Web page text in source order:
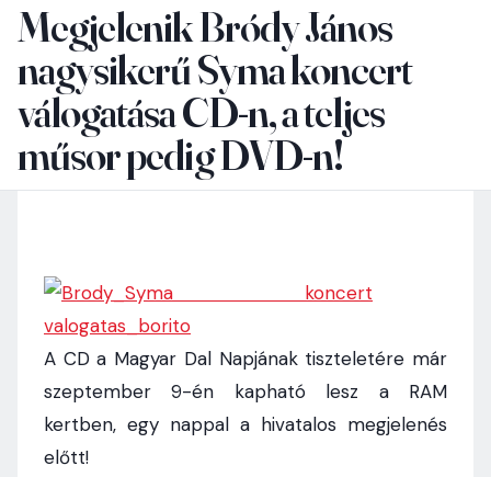
Megjelenik Bródy János
nagysikerű Syma koncert
válogatása CD-n, a teljes
műsor pedig DVD-n!
A CD a Magyar Dal Napjának tiszteletére már
szeptember 9-én kapható lesz a RAM
kertben, egy nappal a hivatalos megjelenés
előtt!